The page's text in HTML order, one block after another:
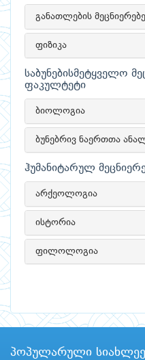
განათლების
ფიზიკა
საბუნებისმეტყველო
ფაკულტეტი
ბიოლოგია
ბუნებრივ ნაერთთა
ჰუმანიტარულ
არქეოლოგია
ისტორია
ფილოლოგია
პოპულარული